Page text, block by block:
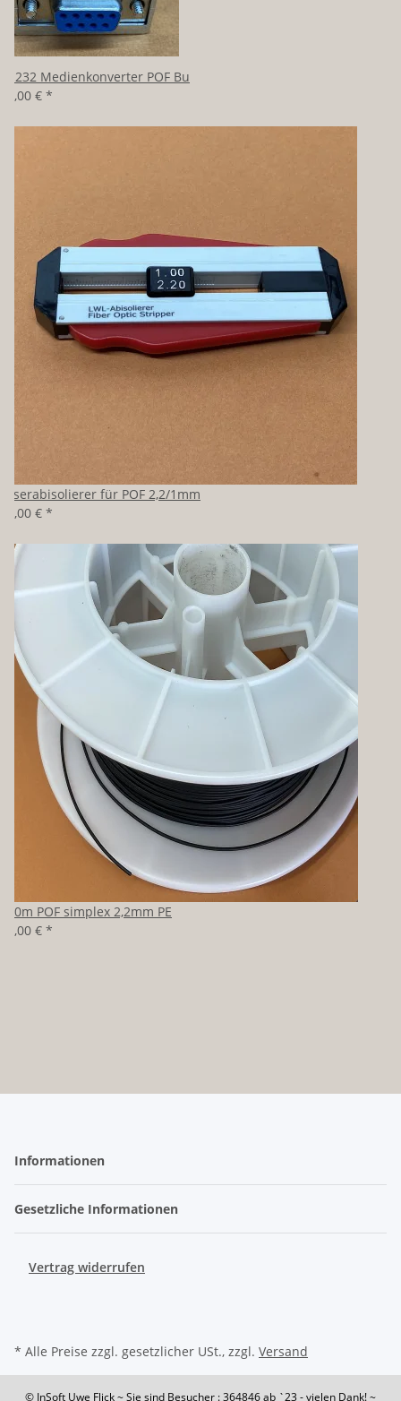
RS232 Medienkonverter POF Bu
98,00 € *
Faserabisolierer für POF 2,2/1mm
39,00 € *
100m POF simplex 2,2mm PE
80,00 € *
Informationen
Gesetzliche Informationen
Vertrag widerrufen
* Alle Preise zzgl. gesetzlicher USt., zzgl. Versand
© InSoft Uwe Flick~ Sie sind Besucher : 364846ab `23 - vielen Dank! ~